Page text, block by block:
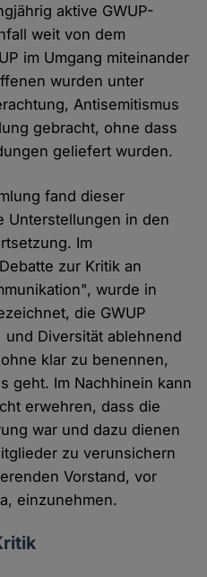
aktive GWUP-
weit von dem
im Umgang miteinander
wurden unter
Antisemitismus
gebracht, ohne dass
geliefert wurden.
fand dieser
Unterstellungen in den
Im
zur Kritik an
wurde in
die GWUP
Diversität ablehnend
klar zu benennen,
geht. Im Nachhinein kann
erwehren, dass die
war und dazu dienen
zu verunsichern
Vorstand, vor
einzunehmen.